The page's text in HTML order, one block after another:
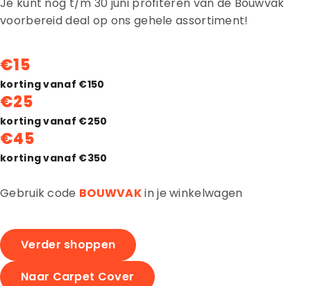
voorbereid deal op ons gehele assortiment!
€15
korting vanaf €150
€25
korting vanaf €250
€45
korting vanaf €350
Gebruik code BOUWVAKin je winkelwagen
Verder shoppen
Naar Carpet Cover